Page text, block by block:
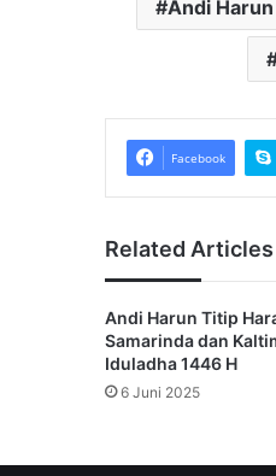
Andi Harun
Facebook
Related Articles
Andi Harun Titip
Samarinda dan
Iduladha 1446 H
6 Juni 2025